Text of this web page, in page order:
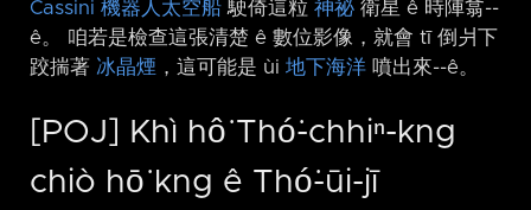
Cassini 機器人太空船 駛倚這粒 神祕 衛星 ê 時陣翕-⁠-
ê。 咱若是檢查這張清楚 ê 數位影像，就會 tī 倒爿下
跤揣著 冰晶煙 ，這可能是 ùi 地下海洋 噴出來-⁠-ê。
[POJ] Khì hô͘ Thó͘-chhiⁿ-kng
chiò hō͘ kng ê Thó͘-ūi-jī